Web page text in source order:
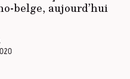
belge, aujourd’hui